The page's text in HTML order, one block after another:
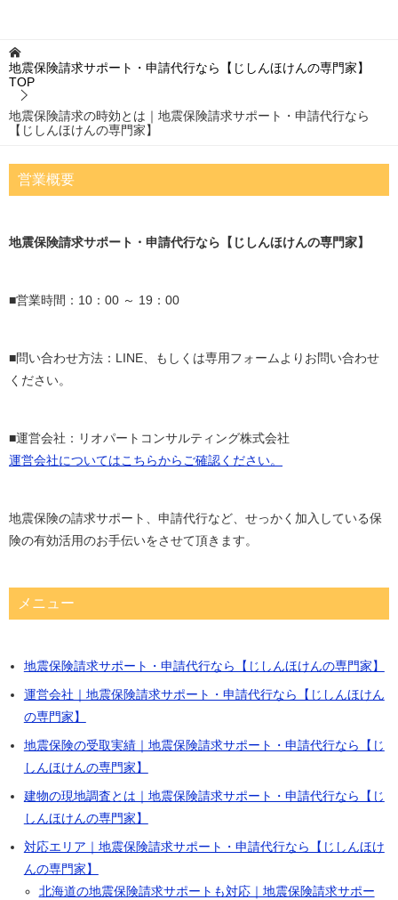
地震保険請求サポート・申請代行なら【じしんほけんの専門家】
TOP
地震保険請求の時効とは｜地震保険請求サポート・申請代行なら
【じしんほけんの専門家】
営業概要
地震保険請求サポート・申請代行なら【じしんほけんの専門家】
■営業時間：10：00 ～ 19：00
■問い合わせ方法：LINE、もしくは専用フォームよりお問い合わせ
ください。
■運営会社：リオパートコンサルティング株式会社
運営会社についてはこちらからご確認ください。
地震保険の請求サポート、申請代行など、せっかく加入している保
険の有効活用のお手伝いをさせて頂きます。
メニュー
地震保険請求サポート・申請代行なら【じしんほけんの専門家】
運営会社｜地震保険請求サポート・申請代行なら【じしんほけん
の専門家】
地震保険の受取実績｜地震保険請求サポート・申請代行なら【じ
しんほけんの専門家】
建物の現地調査とは｜地震保険請求サポート・申請代行なら【じ
しんほけんの専門家】
対応エリア｜地震保険請求サポート・申請代行なら【じしんほけ
んの専門家】
北海道の地震保険請求サポートも対応｜地震保険請求サポー